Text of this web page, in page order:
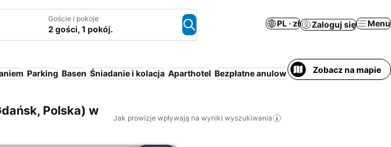
Goście i pokoje
2 gości, 1 pokój.
PL · zł Zaloguj się Menu
Parking Basen Śniadanie i kolacja Aparthotel Bezpłatne anulowanie Ośrodek
Zobacz na mapie
Polska) w
Jak prowizje wpływają na wyniki wyszukiwania